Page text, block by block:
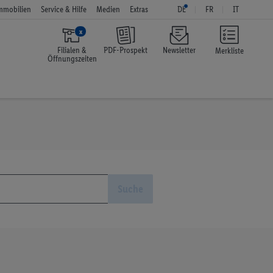
Merkliste
Service & Hilfe Medien Extras DE FR IT
x
Filialen &
Öffnungszeiten
PDF-Prospekt Newsletter